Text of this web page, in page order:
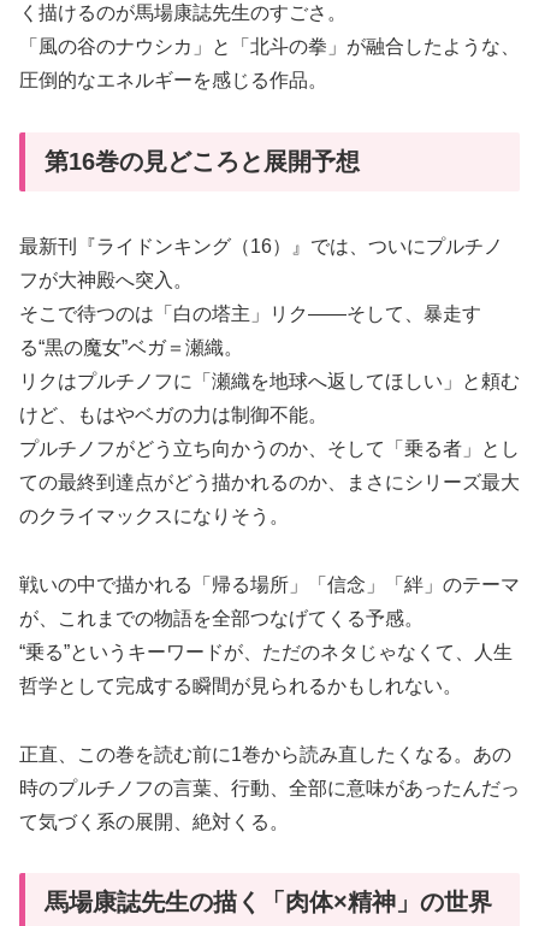
く描けるのが馬場康誌先生のすごさ。
「風の谷のナウシカ」と「北斗の拳」が融合したような、
圧倒的なエネルギーを感じる作品。
第16巻の見どころと展開予想
最新刊『ライドンキング（16）』では、ついにプルチノ
フが大神殿へ突入。
そこで待つのは「白の塔主」リク――そして、暴走す
る“黒の魔女”ベガ＝瀬織。
リクはプルチノフに「瀬織を地球へ返してほしい」と頼む
けど、もはやベガの力は制御不能。
プルチノフがどう立ち向かうのか、そして「乗る者」とし
ての最終到達点がどう描かれるのか、まさにシリーズ最大
のクライマックスになりそう。
戦いの中で描かれる「帰る場所」「信念」「絆」のテーマ
が、これまでの物語を全部つなげてくる予感。
“乗る”というキーワードが、ただのネタじゃなくて、人生
哲学として完成する瞬間が見られるかもしれない。
正直、この巻を読む前に1巻から読み直したくなる。あの
時のプルチノフの言葉、行動、全部に意味があったんだっ
て気づく系の展開、絶対くる。
馬場康誌先生の描く「肉体×精神」の世界